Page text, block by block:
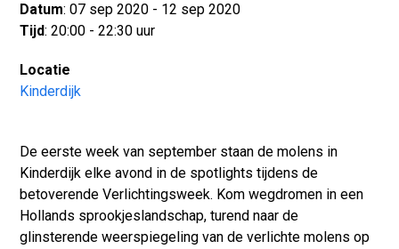
Datum: 07 sep 2020 - 12 sep 2020
Tijd: 20:00 - 22:30 uur
Locatie
Kinderdijk
De eerste week van september staan de molens in
Kinderdijk elke avond in de spotlights tijdens de
betoverende Verlichtingsweek. Kom wegdromen in een
Hollands sprookjeslandschap, turend naar de
glinsterende weerspiegeling van de verlichte molens op